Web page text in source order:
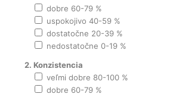
dobre 60-79 %
uspokojivo 40-59 %
dostatočne 20-39 %
nedostatočne 0-19 %
2. Konzistencia
veľmi dobre 80-100 %
dobre 60-79 %